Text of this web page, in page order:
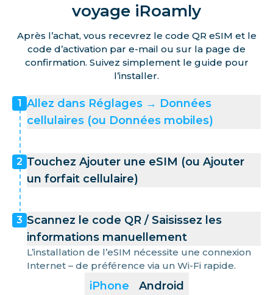
voyage iRoamly
Après l’achat, vous recevrez le code QR eSIM et le
code d’activation par e-mail ou sur la page de
confirmation. Suivez simplement le guide pour
l’installer.
iPhone Android
1 Allez dans Réglages → Données
cellulaires (ou Données mobiles)
2 Touchez Ajouter une eSIM (ou Ajouter
un forfait cellulaire)
3 Scannez le code QR / Saisissez les
informations manuellement
L’installation de l’eSIM nécessite une connexion
Internet – de préférence via un Wi-Fi rapide.